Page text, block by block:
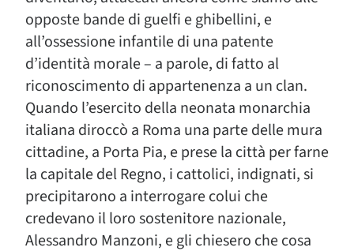
opposte bande di guelfi e ghibellini, e
all’ossessione infantile di una patente
d’identità morale – a parole, di fatto al
riconoscimento di appartenenza a un clan.
Quando l’esercito della neonata monarchia
italiana diroccò a Roma una parte delle mura
cittadine, a Porta Pia, e prese la città per farne
la capitale del Regno, i cattolici, indignati, si
precipitarono a interrogare colui che
credevano il loro sostenitore nazionale,
Alessandro Manzoni, e gli chiesero che cosa